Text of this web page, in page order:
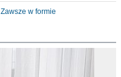
Zawsze w formie